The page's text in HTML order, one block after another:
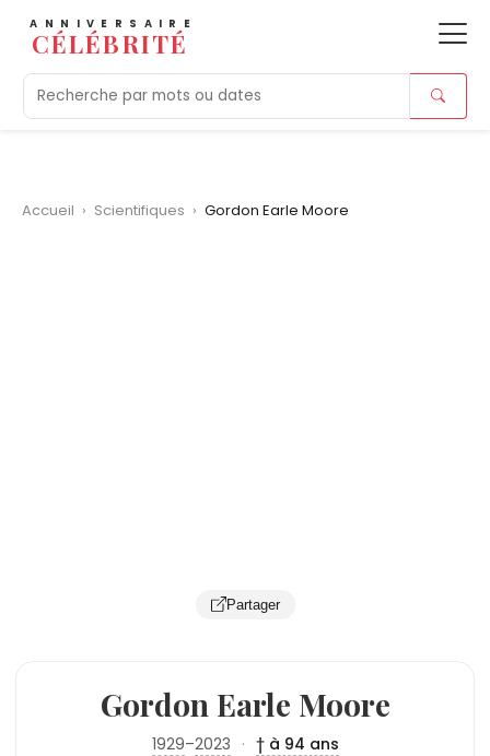
ANNIVERSAIRE
CÉLÉBRITÉ
Aujourd'hui Tendances Morts
Accueil › Scientifiques › Gordon Earle Moore
Partager
Gordon Earle Moore
1929–2023 · † à 94 ans